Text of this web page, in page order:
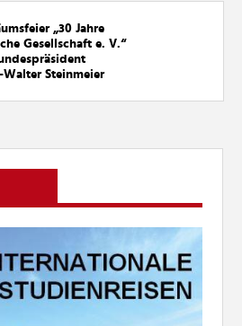
„30 Jahre
Gesellschaft e. V.“
Walter Steinmeier